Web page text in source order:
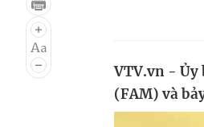
VTV.vn - Ủy
(FAM) và